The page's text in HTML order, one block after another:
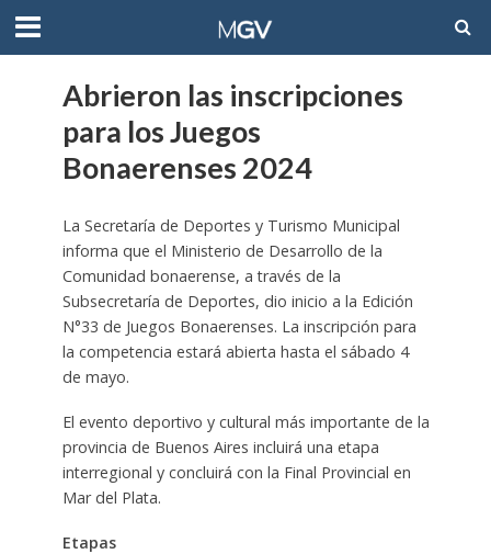
Abrieron las inscripciones
para los Juegos
Bonaerenses 2024
La Secretaría de Deportes y Turismo Municipal
informa que el Ministerio de Desarrollo de la
Comunidad bonaerense, a través de la
Subsecretaría de Deportes, dio inicio a la Edición
N°33 de Juegos Bonaerenses. La inscripción para
la competencia estará abierta hasta el sábado 4
de mayo.
El evento deportivo y cultural más importante de la
provincia de Buenos Aires incluirá una etapa
interregional y concluirá con la Final Provincial en
Mar del Plata.
Etapas